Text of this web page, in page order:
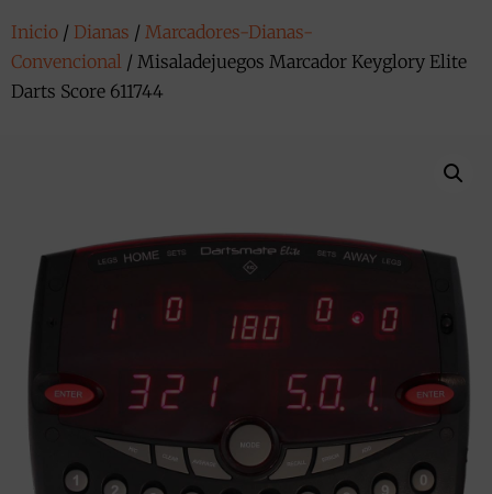
Inicio / Dianas / Marcadores-Dianas-
Convencional / Misaladejuegos Marcador Keyglory Elite
Darts Score 611744